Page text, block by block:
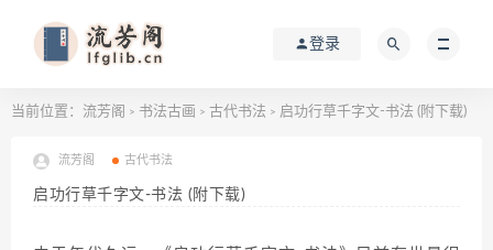
登录
当前位置： 流芳阁 > 书法古画 > 古代书法 > 启功行草千字文-书法 (附下载)
流芳阁 古代书法
启功行草千字文-书法 (附下载)